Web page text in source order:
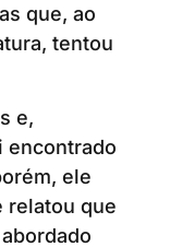
que, ao
tentou
e,
encontrado
ele
relatou que